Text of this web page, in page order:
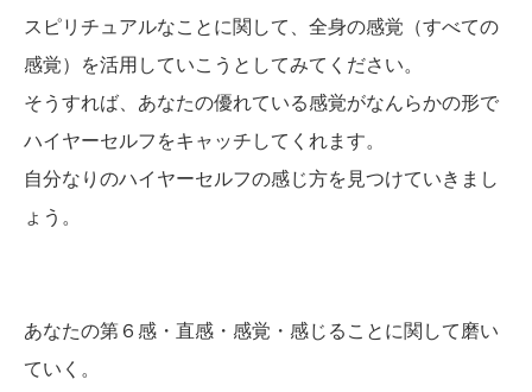
スピリチュアルなことに関して、全身の感覚（すべての
感覚）を活用していこうとしてみてください。
そうすれば、あなたの優れている感覚がなんらかの形で
ハイヤーセルフをキャッチしてくれます。
自分なりのハイヤーセルフの感じ方を見つけていきまし
ょう。
あなたの第６感・直感・感覚・感じることに関して磨い
ていく。